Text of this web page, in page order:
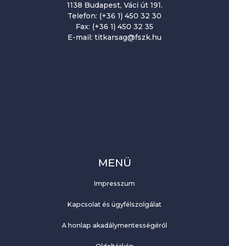
1138 Budapest, Váci út 191.
Telefon: (+36 1) 450 32 30
Fax: (+36 1) 450 32 35
E-mail: titkarsag@fszk.hu
MENÜ
Impresszum
Kapcsolat és ügyfélszolgálat
A honlap akadálymentességéről